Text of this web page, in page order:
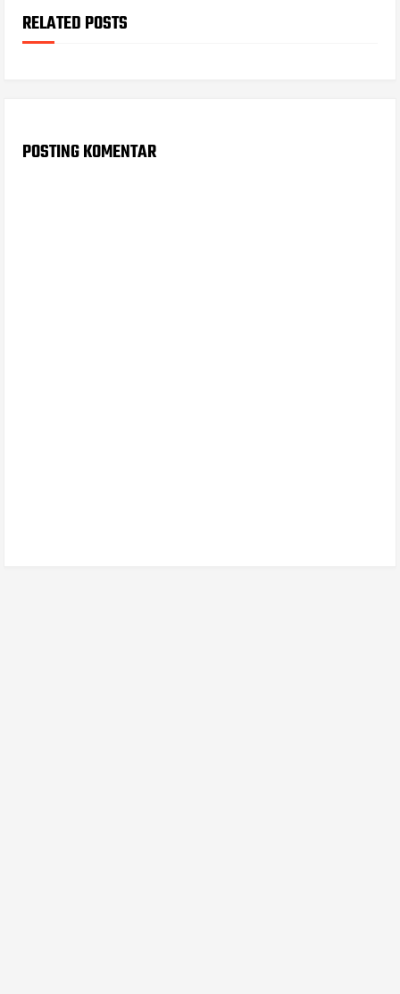
RELATED POSTS
POSTING KOMENTAR